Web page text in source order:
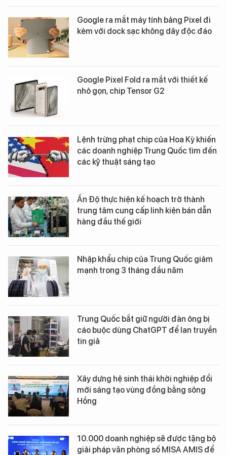
Google ra mắt máy tính bảng Pixel đi
kèm với dock sạc không dây độc đáo
Google Pixel Fold ra mắt với thiết kế
nhỏ gọn, chip Tensor G2
Lệnh trừng phạt chip của Hoa Kỳ khiến
các doanh nghiệp Trung Quốc tìm đến
các kỹ thuật sáng tạo
Ấn Độ thực hiện kế hoạch trở thành
trung tâm cung cấp linh kiện bán dẫn
hàng đầu thế giới
Nhập khẩu chip của Trung Quốc giảm
mạnh trong 3 tháng đầu năm
Trung Quốc bắt giữ người đàn ông bị
cáo buộc dùng ChatGPT để lan truyền
tin giả
Xây dựng hệ sinh thái khởi nghiệp đổi
mới sáng tạo vùng đồng bằng sông
Hồng
10.000 doanh nghiệp sẽ được tặng bộ
giải pháp văn phòng số MISA AMIS để